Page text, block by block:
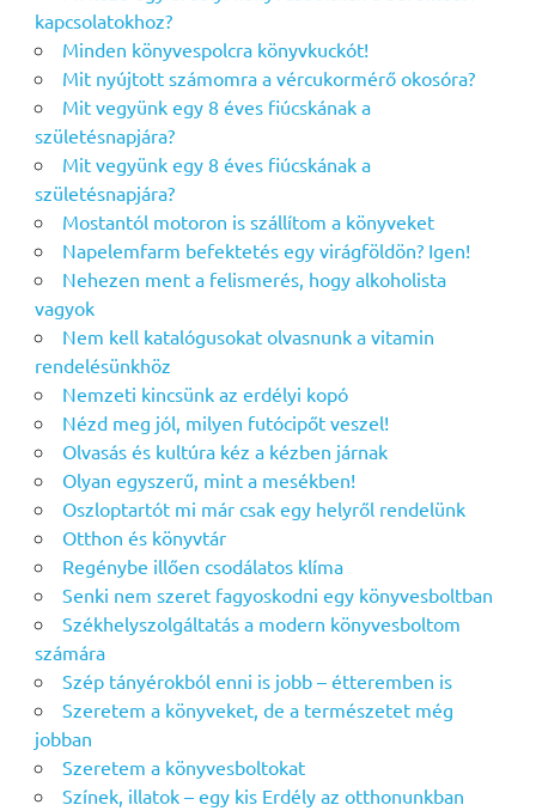
kapcsolatokhoz?
Minden könyvespolcra könyvkuckót!
Mit nyújtott számomra a vércukormérő okosóra?
Mit vegyünk egy 8 éves fiúcskának a
születésnapjára?
Mit vegyünk egy 8 éves fiúcskának a
születésnapjára?
Mostantól motoron is szállítom a könyveket
Napelemfarm befektetés egy virágföldön? Igen!
Nehezen ment a felismerés, hogy alkoholista
vagyok
Nem kell katalógusokat olvasnunk a vitamin
rendelésünkhöz
Nemzeti kincsünk az erdélyi kopó
Nézd meg jól, milyen futócipőt veszel!
Olvasás és kultúra kéz a kézben járnak
Olyan egyszerű, mint a mesékben!
Oszloptartót mi már csak egy helyről rendelünk
Otthon és könyvtár
Regénybe illően csodálatos klíma
Senki nem szeret fagyoskodni egy könyvesboltban
Székhelyszolgáltatás a modern könyvesboltom
számára
Szép tányérokból enni is jobb – étteremben is
Szeretem a könyveket, de a természetet még
jobban
Szeretem a könyvesboltokat
Színek, illatok – egy kis Erdély az otthonunkban